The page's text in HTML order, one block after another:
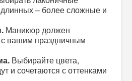
– более сложные и
Маникюр должен
с вашим праздничным
Выбирайте цвета,
и сочетаются с оттенками